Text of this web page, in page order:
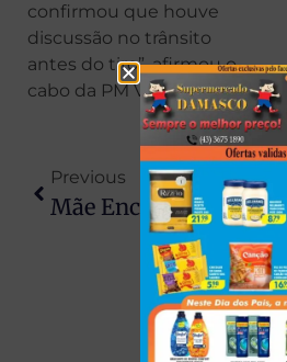
confirmou que houve
discussão no trânsito
antes do tiro”, afirmou o
cabo da PM Vinicius.
Previous
Mãe Encontra Filha Morta No Paraná Após Horas Sem Notícia